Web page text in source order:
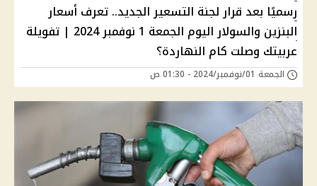
رسميًا بعد قرار لجنة التسعير الجديد.. تعرف أسعار
البنزين والسولار اليوم الجمعة 1 نوفمبر 2024 | تفويلة
عربيتك وصلت كام النهاردة؟
الجمعة 01/نوفمبر/2024 - 01:30 ص